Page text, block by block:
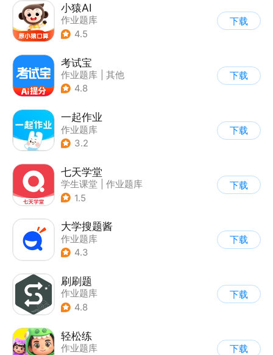
小猿AI
作业题库
4.5
下载
考试宝
作业题库
其他
4.8
下载
一起作业
作业题库
3.2
下载
七天学堂
学生课堂
作业题库
1.5
下载
大学搜题酱
作业题库
4.3
下载
刷刷题
作业题库
4.8
下载
轻松练
作业题库
下载